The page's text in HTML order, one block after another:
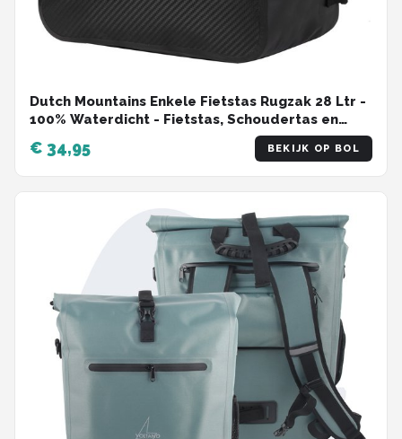
Dutch Mountains Enkele Fietstas Rugzak 28 Ltr -
100% Waterdicht - Fietstas, Schoudertas en
€ 34,95 BEKIJK OP BOL